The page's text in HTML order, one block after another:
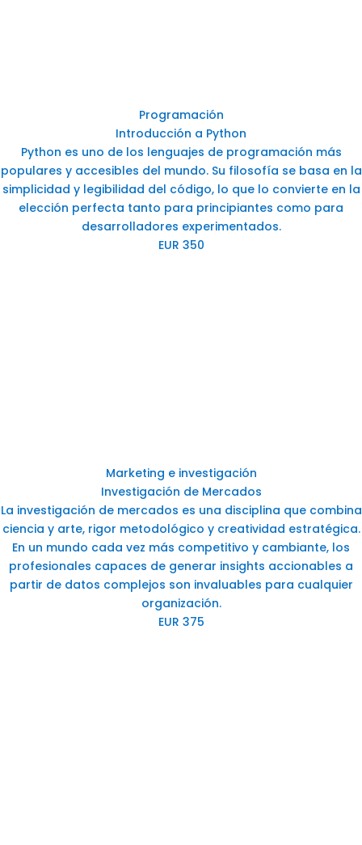
Programación
Introducción a Python
Python es uno de los lenguajes de programación más
populares y accesibles del mundo. Su filosofía se basa en la
simplicidad y legibilidad del código, lo que lo convierte en la
elección perfecta tanto para principiantes como para
desarrolladores experimentados.
EUR 350
Marketing e investigación
Investigación de Mercados
La investigación de mercados es una disciplina que combina
ciencia y arte, rigor metodológico y creatividad estratégica.
En un mundo cada vez más competitivo y cambiante, los
profesionales capaces de generar insights accionables a
partir de datos complejos son invaluables para cualquier
organización.
EUR 375